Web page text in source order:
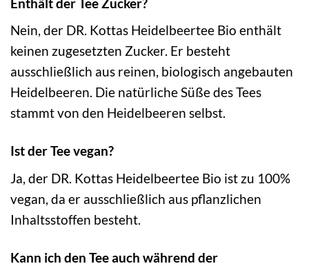
Nein, der DR. Kottas Heidelbeertee Bio enthält
keinen zugesetzten Zucker. Er besteht
ausschließlich aus reinen, biologisch angebauten
Heidelbeeren. Die natürliche Süße des Tees
stammt von den Heidelbeeren selbst.
Ist der Tee vegan?
Ja, der DR. Kottas Heidelbeertee Bio ist zu 100%
vegan, da er ausschließlich aus pflanzlichen
Inhaltsstoffen besteht.
Kann ich den Tee auch während der